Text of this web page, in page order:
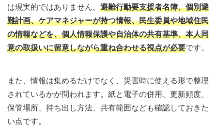
は現実的ではありません。 避難行動要支援者名簿、個別避
難計画、ケアマネジャーが持つ情報、民生委員や地域住民
の情報などを、個人情報保護や自治体の共有基準、本人同
意の取扱いに留意しながら重ね合わせる視点が必要です。
また、情報は集めるだけでなく、災害時に使える形で整理
されているかが問われます。紙と電子の併用、更新頻度、
保管場所、持ち出し方法、共有範囲なども確認しておきた
い点です。